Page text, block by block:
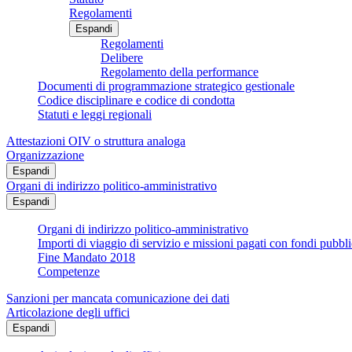
Regolamenti
Espandi
Regolamenti
Delibere
Regolamento della performance
Documenti di programmazione strategico gestionale
Codice disciplinare e codice di condotta
Statuti e leggi regionali
Attestazioni OIV o struttura analoga
Organizzazione
Espandi
Organi di indirizzo politico-amministrativo
Espandi
Organi di indirizzo politico-amministrativo
Importi di viaggio di servizio e missioni pagati con fondi
Fine Mandato 2018
Competenze
Sanzioni per mancata comunicazione dei dati
Articolazione degli uffici
Espandi